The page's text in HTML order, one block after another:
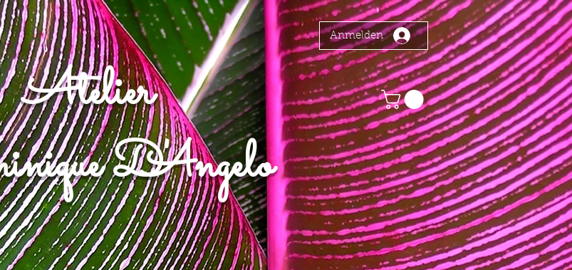
Anmelden
Atelier
D'Angelo